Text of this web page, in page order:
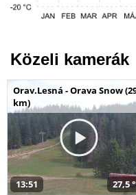
Közeli kamerák
Orav.Lesná - Orava Snow
km)
13:51 27,5